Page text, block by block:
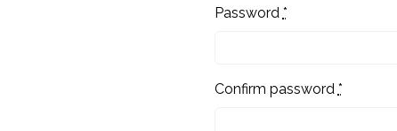
Password *
Confirm password *